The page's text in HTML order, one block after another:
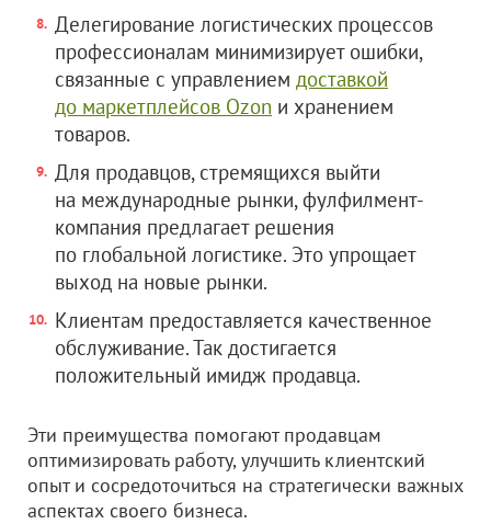
Делегирование логистических процессов
профессионалам минимизирует ошибки,
связанные с управлением доставкой
до маркетплейсов Ozon и хранением
товаров.
Для продавцов, стремящихся выйти
на международные рынки, фулфилмент-
компания предлагает решения
по глобальной логистике. Это упрощает
выход на новые рынки.
Клиентам предоставляется качественное
обслуживание. Так достигается
положительный имидж продавца.
Эти преимущества помогают продавцам
оптимизировать работу, улучшить клиентский
опыт и сосредоточиться на стратегически важных
аспектах своего бизнеса.